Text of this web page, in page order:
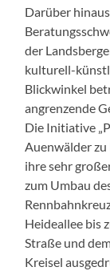
Darüber
der
kulturell-
Blickwinkel
angrenzende
Die Initiative
Auenwälder zu
ihre sehr
zum Umbau
Heideallee bis
Straße und
Kreisel